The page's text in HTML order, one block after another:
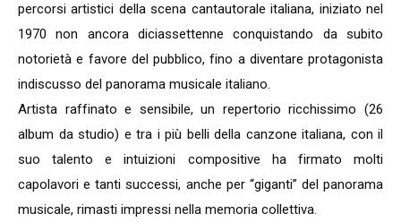
percorsi artistici della scena cantautorale italiana, iniziato nel
1970 non ancora diciassettenne conquistando da subito
notorietà e favore del pubblico, fino a diventare protagonista
indiscusso del panorama musicale italiano.
Artista raffinato e sensibile, un repertorio ricchissimo (26
album da studio) e tra i più belli della canzone italiana, con il
suo talento e intuizioni compositive ha firmato molti
capolavori e tanti successi, anche per “giganti” del panorama
musicale, rimasti impressi nella memoria collettiva.